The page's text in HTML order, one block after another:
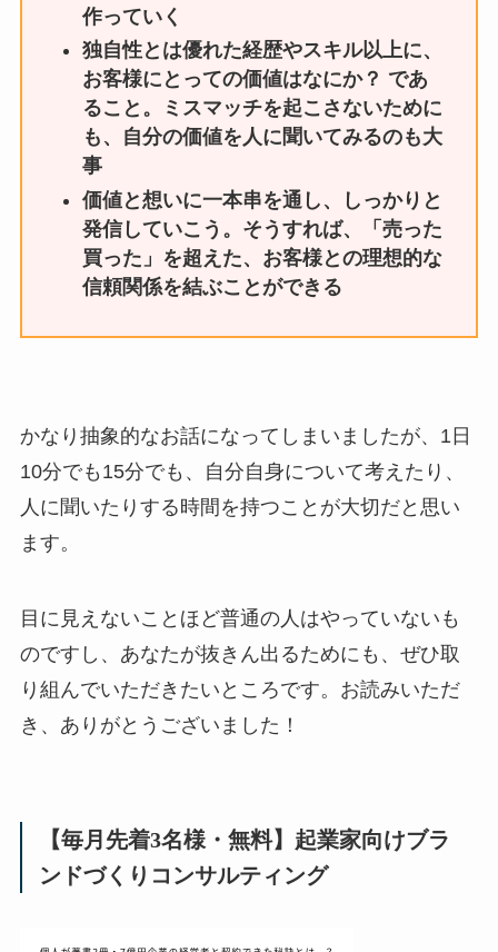
作っていく
独自性とは優れた経歴やスキル以上に、
お客様にとっての価値はなにか？ であ
ること。ミスマッチを起こさないために
も、自分の価値を人に聞いてみるのも大
事
価値と想いに一本串を通し、しっかりと
発信していこう。そうすれば、「売った
買った」を超えた、お客様との理想的な
信頼関係を結ぶことができる
かなり抽象的なお話になってしまいましたが、1日
10分でも15分でも、自分自身について考えたり、
人に聞いたりする時間を持つことが大切だと思い
ます。
目に見えないことほど普通の人はやっていないも
のですし、あなたが抜きん出るためにも、ぜひ取
り組んでいただきたいところです。お読みいただ
き、ありがとうございました！
【毎月先着3名様・無料】起業家向けブラ
ンドづくりコンサルティング